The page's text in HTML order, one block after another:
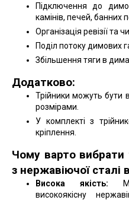
Підключення до
камінів, печей, банних
Організація ревізії
Поділ потоку димових
Збільшення тяги в
Додатково:
Трійники можуть бути
розмірами.
У комплекті з
кріплення.
Чому варто
з нержавіючої сталі
Висока якість: Ми
високоякісну